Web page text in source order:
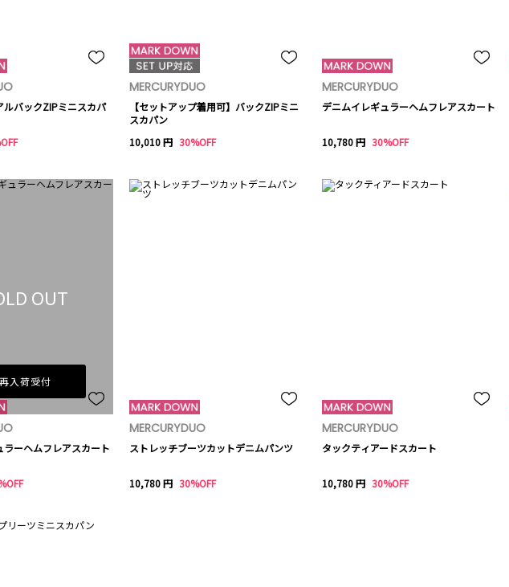
ルバックZIPミニスカパ
MERCURYDUO
【セットアップ着用可】バックZIPミニ
スカパン
10,010 円 30%OFF
MERCURYDUO
デニムイレギュラーヘムフレアスカート
10,780 円 30%OFF
OUT
再入荷受付
ラーヘムフレアスカート
MERCURYDUO
ストレッチブーツカットデニムパンツ
10,780 円 30%OFF
MERCURYDUO
タックティアードスカート
10,780 円 30%OFF